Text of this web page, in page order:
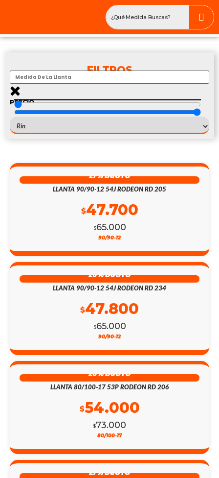
FILTROS
PRECIO
27% DSCTO
LLANTA 90/90-12 54J RODEON RD 205
$65.000
$47.700
90/90-12
26% DSCTO
LLANTA 90/90-12 54J RODEON RD 234
$65.000
$47.800
90/90-12
26% DSCTO
LLANTA 80/100-17 53P RODEON RD 206
$73.000
$54.000
80/100-17
27% DSCTO